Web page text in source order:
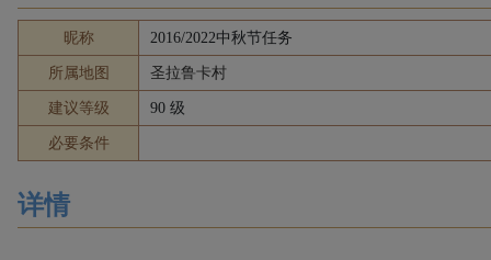
昵称 2016/2022中秋节任务
所属地图 圣拉鲁卡村
建议等级 90 级
必要条件
详情